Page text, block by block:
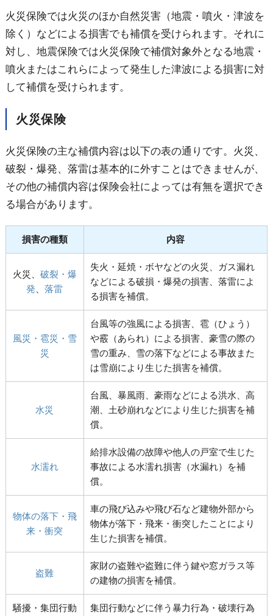
火災保険では火災のほか自然災害（地震・噴火・津波を
除く）などによる損害でも補償を受けられます。それに
対し、地震保険では火災保険で補償対象外となる地震・
噴火またはこれらによって発生した津波による損害に対
して補償を受けられます。
火災保険
火災保険の主な補償内容は以下の表の通りです。火災、
破裂・爆発、落雷は基本的に外すことはできませんが、
その他の補償内容は保険会社によっては有無を選択でき
る場合があります。
損害の種類 内容
火災、 破裂・爆
発、落雷
失火・延焼・ボヤなどの火災、ガス漏れ
などによる破損・爆発の損害、落雷によ
る損害を補償。
風災・雹災・雪
災
台風等の強風による損害、雹（ひょう）
や霰（あられ）による損害、豪雪の際の
雪の重み、雪の落下などによる事故また
は雪崩により生じた損害を補償。
水災
台風、暴風雨、豪雨などによる洪水、高
潮、土砂崩れなどにより生じた損害を補
償。
水濡れ
給排水設備の故障や他人の戸室で生じた
事故による水濡れ損害（水漏れ）を補
償。
物体の落下・飛
来・衝突
車の飛び込みや飛び石など建物外部から
物体が落下・飛来・衝突したことにより
生じた損害を補償。
盗難
家財の盗難や盗難に伴う鍵や窓ガラス等
の建物の損害を補償。
騒擾・集団行動
集団行動などに伴う暴力行為・破壊行為